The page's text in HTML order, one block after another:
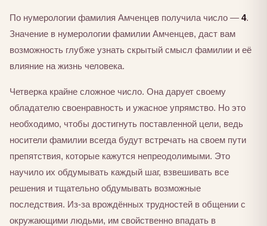
По нумерологии фамилия Амченцев получила число — 4.
Значение в нумерологии фамилии Амченцев, даст вам
возможность глубже узнать скрытый смысл фамилии и её
влияние на жизнь человека.
Четверка крайне сложное число. Она дарует своему
обладателю своенравность и ужасное упрямство. Но это
необходимо, чтобы достигнуть поставленной цели, ведь
носители фамилии всегда будут встречать на своем пути
препятствия, которые кажутся непреодолимыми. Это
научило их обдумывать каждый шаг, взвешивать все
решения и тщательно обдумывать возможные
последствия. Из-за врождённых трудностей в общении с
окружающими людьми, им свойственно впадать в